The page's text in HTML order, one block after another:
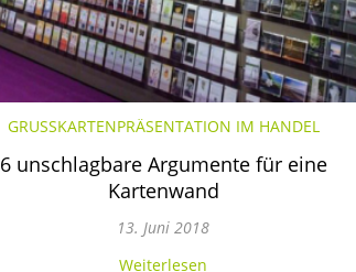
GRUSSKARTENPRÄSENTATION IM HANDEL
6 unschlagbare Argumente für eine
Kartenwand
13. Juni 2018
Weiterlesen